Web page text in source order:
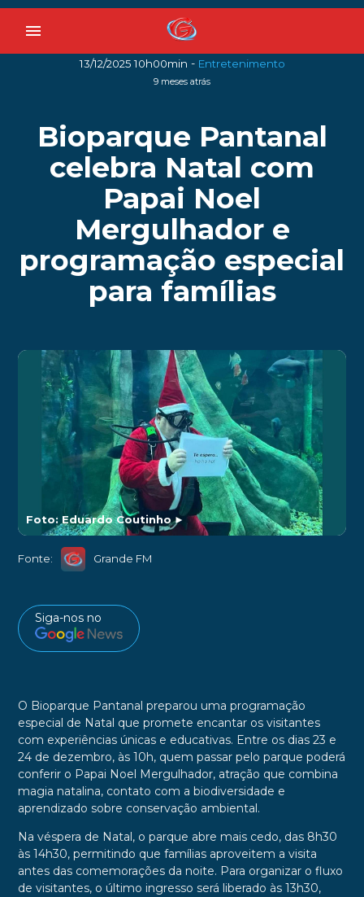
menu
13/12/2025 10h00min - Entretenimento
9 meses atrás
Bioparque Pantanal
celebra Natal com
Papai Noel
Mergulhador e
programação especial
para famílias
Foto: Eduardo Coutinho►
Fonte: Grande FM
Siga-nos no
O Bioparque Pantanal preparou uma programação
especial de Natal que promete encantar os visitantes
com experiências únicas e educativas. Entre os dias 23 e
24 de dezembro, às 10h, quem passar pelo parque poderá
conferir o Papai Noel Mergulhador, atração que combina
magia natalina, contato com a biodiversidade e
aprendizado sobre conservação ambiental.
Na véspera de Natal, o parque abre mais cedo, das 8h30
às 14h30, permitindo que famílias aproveitem a visita
antes das comemorações da noite. Para organizar o fluxo
de visitantes, o último ingresso será liberado às 13h30,